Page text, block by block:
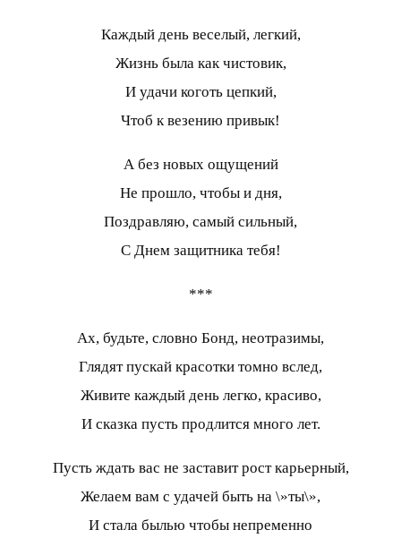
Каждый день веселый, легкий,
Жизнь была как чистовик,
И удачи коготь цепкий,
Чтоб к везению привык!
А без новых ощущений
Не прошло, чтобы и дня,
Поздравляю, самый сильный,
С Днем защитника тебя!
***
Ах, будьте, словно Бонд, неотразимы,
Глядят пускай красотки томно вслед,
Живите каждый день легко, красиво,
И сказка пусть продлится много лет.
Пусть ждать вас не заставит рост карьерный,
Желаем вам с удачей быть на \»ты\»,
И стала былью чтобы непременно